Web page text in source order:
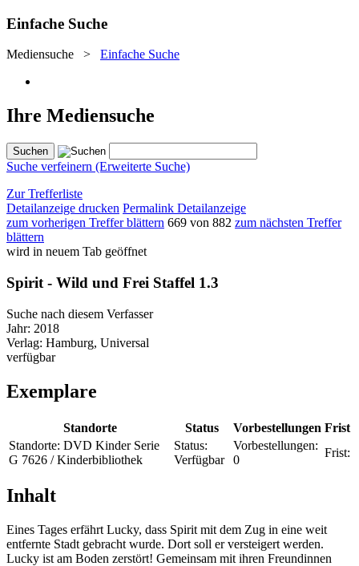
Einfache Suche
Mediensuche > Einfache Suche
Ihre Mediensuche
Suche verfeinern (Erweiterte Suche)
Zur Trefferliste
Detailanzeige drucken Permalink Detailanzeige
zum vorherigen Treffer blättern 669 von 882 zum nächsten Treffer
blättern
wird in neuem Tab geöffnet
Spirit - Wild und Frei Staffel 1.3
Suche nach diesem Verfasser
Jahr: 2018
Verlag: Hamburg, Universal
verfügbar
Exemplare
Standorte Status Vorbestellungen Frist
Standorte: DVD Kinder Serie
G 7626 / Kinderbibliothek
Status:
Verfügbar
Vorbestellungen:
0
Frist:
Inhalt
Eines Tages erfährt Lucky, dass Spirit mit dem Zug in eine weit
entfernte Stadt gebracht wurde. Dort soll er versteigert werden.
Lucky ist am Boden zerstört! Gemeinsam mit ihren Freundinnen